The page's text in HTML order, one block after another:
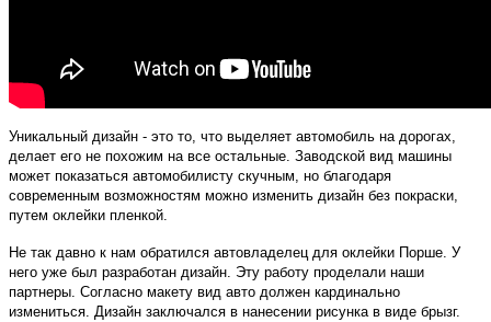
Уникальный дизайн - это то, что выделяет автомобиль на дорогах,
делает его не похожим на все остальные. Заводской вид машины
может показаться автомобилисту скучным, но благодаря
современным возможностям можно изменить дизайн без покраски,
путем оклейки пленкой.
Не так давно к нам обратился автовладелец для оклейки Порше. У
него уже был разработан дизайн. Эту работу проделали наши
партнеры. Согласно макету вид авто должен кардинально
измениться. Дизайн заключался в нанесении рисунка в виде брызг.